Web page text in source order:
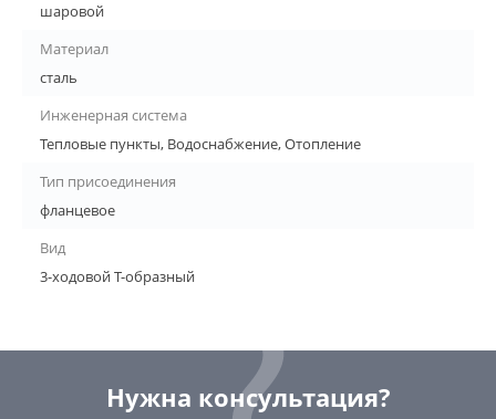
шаровой
Материал
сталь
Инженерная система
Тепловые пункты, Водоснабжение, Отопление
Тип присоединения
фланцевое
Вид
3-ходовой Т-образный
Нужна консультация?